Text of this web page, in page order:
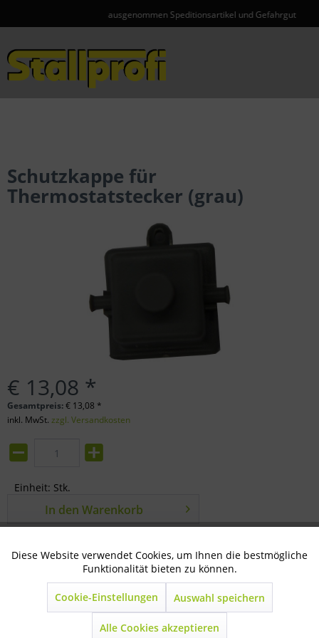
ausgenommen Speditionsartikel und Gefahrgut
Schutzkappe für
Thermostatstecker (grau)
€ 13,08 *
Gesamtpreis:€ 13,08 *
inkl. MwSt. zzgl. Versandkosten
Einheit: Stk.
In den Warenkorb
35-88-0160
Beschreibung
Technisch notwendig Aktiv
Marketing Inaktiv
Diese Website verwendet Cookies, um Ihnen die bestmögliche
Funktionalität bieten zu können.
Cookie-Einstellungen Auswahl speichern
Alle Cookies akzeptieren